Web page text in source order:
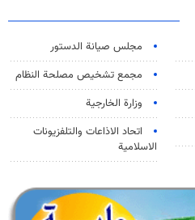
مجلس صيانة الدستور
مجمع تشخيص مصلحة النظام
وزارة الخارجية
اتحاد الاذاعات والتلفزيونات
الاسلامية